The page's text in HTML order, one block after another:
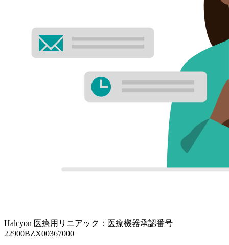
Halcyon 医療用リニアック：医療機器承認番号
22900BZX00367000